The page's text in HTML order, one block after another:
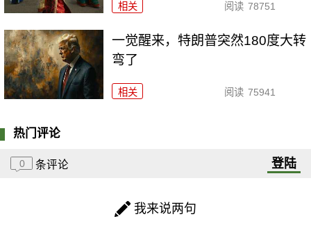
相关 阅读 78751
一觉醒来，特朗普突然180度大转
弯了
相关 阅读 75941
热门评论
0 条评论 登陆
我来说两句